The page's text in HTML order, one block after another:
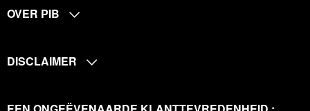
OVER PIB
DISCLAIMER